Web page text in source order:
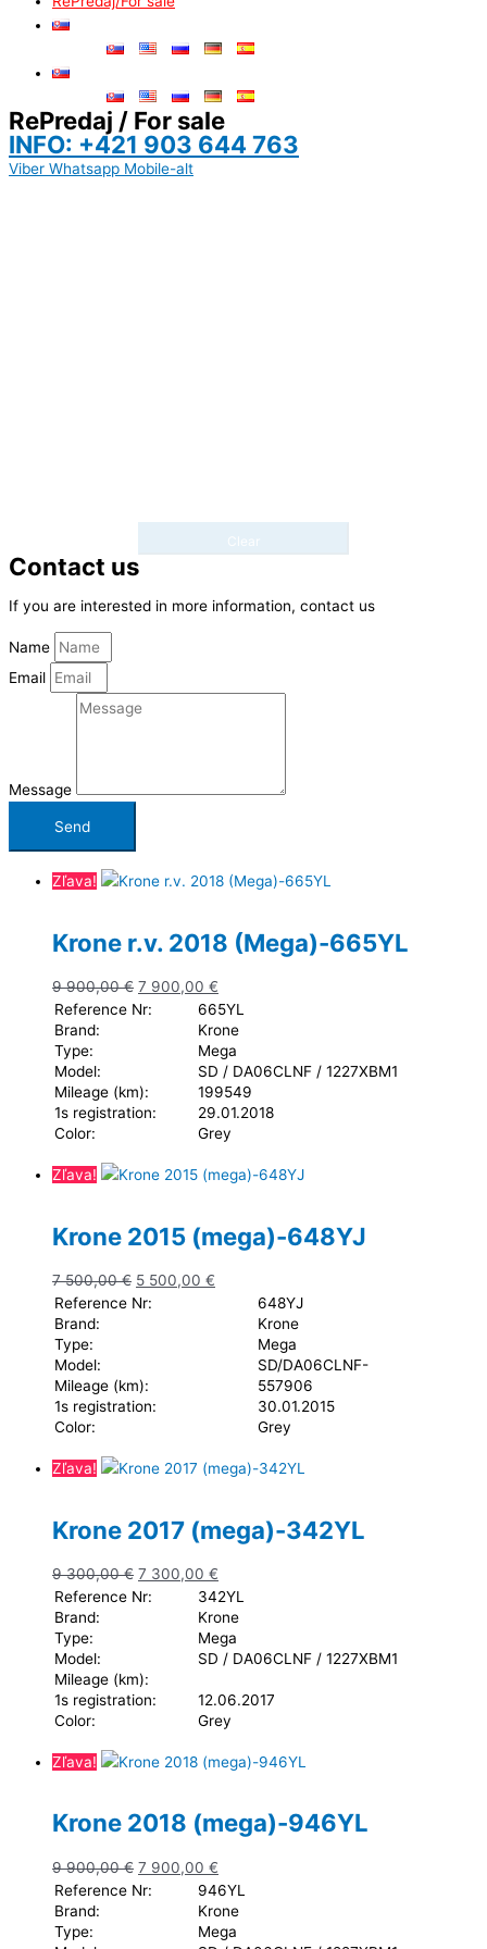
RePredaj / For sale
INFO: +421 903 644 763
Viber Whatsapp Mobile-alt
Clear
Contact us
If you are interested in more information, contact us
Name
Email
Message
Send
Zľava!
Krone r.v. 2018 (Mega)-665YL
9 900,00€ 7 900,00 €
Reference Nr:
665YL
Brand:
Krone
Type:
Mega
Model:
SD / DA06CLNF / 1227XBM1
Mileage (km):
199549
1s registration:
29.01.2018
Color:
Grey
Zľava!
Krone 2015 (mega)-648YJ
7 500,00€ 5 500,00 €
Reference Nr:
648YJ
Brand:
Krone
Type:
Mega
Model:
SD/DA06CLNF-
Mileage (km):
557906
1s registration:
30.01.2015
Color:
Grey
Zľava!
Krone 2017 (mega)-342YL
9 300,00€ 7 300,00 €
Reference Nr:
342YL
Brand:
Krone
Type:
Mega
Model:
SD / DA06CLNF / 1227XBM1
Mileage (km):
1s registration:
12.06.2017
Color:
Grey
Zľava!
Krone 2018 (mega)-946YL
9 900,00€ 7 900,00 €
Reference Nr:
946YL
Brand:
Krone
Type:
Mega